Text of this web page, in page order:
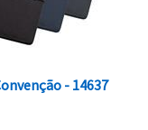
- 14637